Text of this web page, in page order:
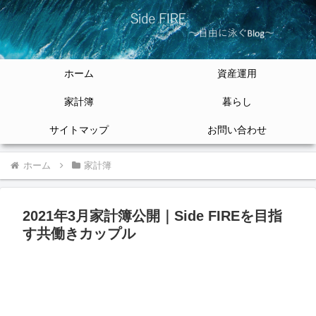
ホーム 資産運用
家計簿 暮らし
サイトマップ お問い合わせ
ホーム 家計簿
2021年3月家計簿公開｜Side FIREを目指
す共働きカップル